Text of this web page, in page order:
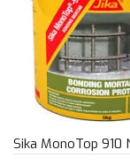
Sika MonoTop 910